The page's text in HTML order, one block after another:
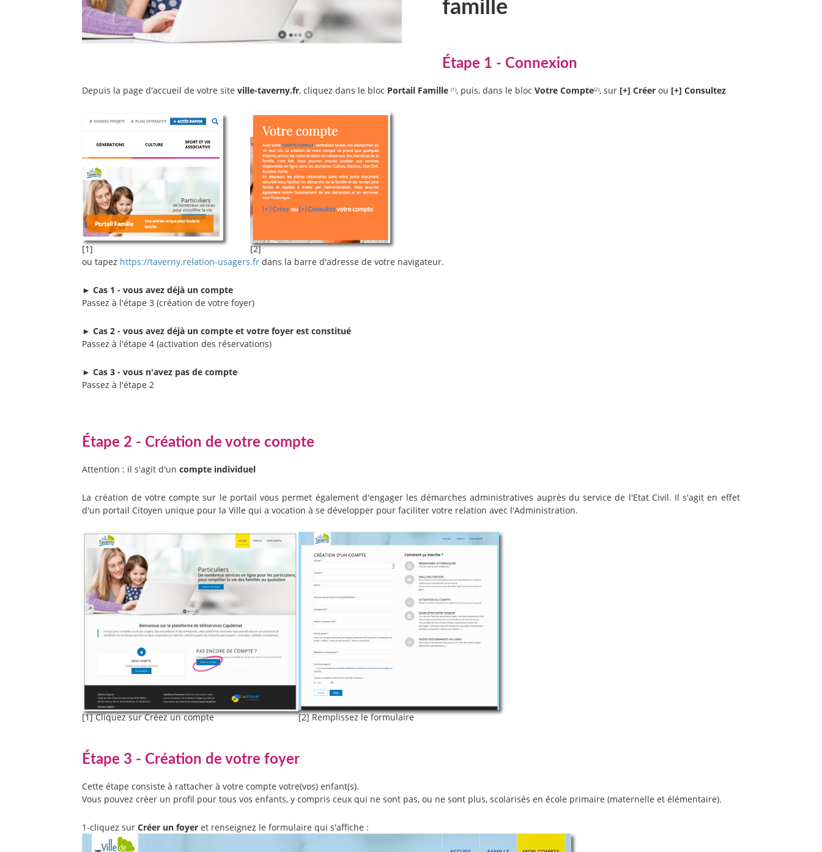
famille
Étape 1 - Connexion
Depuis la page d'accueil de votre siteville-taverny.fr, cliquez dans le bloc Portail Famille (1), puis, dans le blocVotre Compte(2), sur [+] Créer ou [+] Consultez
[1]
[2]
ou tapez https://taverny.relation-usagers.fr dans la barre d'adresse de votre navigateur.
► Cas 1 - vous avez déjà un compte
Passez à l'étape 3 (création de votre foyer)
► Cas 2 - vous avez déjà un compte et votre foyer est constitué
Passez à l'étape 4 (activation des réservations)
► Cas 3 - vous n'avez pas de compte
Passez à l'étape 2
Étape 2 - Création de votre compte
Attention : il s'agit d'uncompte individuel
La création de votre compte sur le portail vous permet également d'engager les démarches administratives auprès du service de l'Etat Civil. Il s'agit en effet
d'un portail Citoyen unique pour la Ville qui a vocation à se développer pour faciliter votre relation avec l'Administration.
[1] Cliquez sur Créez un compte [2] Remplissez le formulaire
Étape 3 - Création de votre foyer
Cette étape consiste à rattacher à votre compte votre(vos) enfant(s).
Vous pouvez créer un profil pour tous vos enfants, y compris ceux qui ne sont pas, ou ne sont plus, scolarisés en école primaire (maternelle et élémentaire).
1-cliquez surCréer un foyer et renseignez le formulaire qui s'affiche :